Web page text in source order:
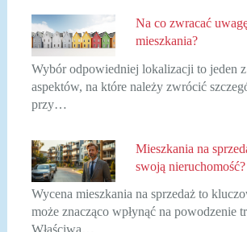
Na co zwracać
mieszkania?
Wybór odpowiedniej lokalizacji to jeden
aspektów, na które należy zwrócić
przy…
Mieszkania na
swoją nieruchomość?
Wycena mieszkania na sprzedaż to
może znacząco wpłynąć na powodzenie